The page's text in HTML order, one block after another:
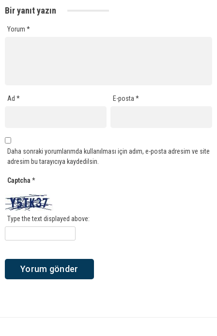
Bir yanıt yazın
Yorum *
Ad * E-posta*
Daha sonraki yorumlarımda kullanılması için adım, e-posta adresim ve site
adresim bu tarayıcıya kaydedilsin.
Captcha *
Type the text displayed above: